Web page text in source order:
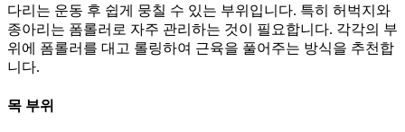
다리는 운동 후 쉽게 뭉칠 수 있는 부위입니다. 특히 허벅지와
종아리는 폼롤러로 자주 관리하는 것이 필요합니다. 각각의 부
위에 폼롤러를 대고 롤링하여 근육을 풀어주는 방식을 추천합
니다.
목 부위